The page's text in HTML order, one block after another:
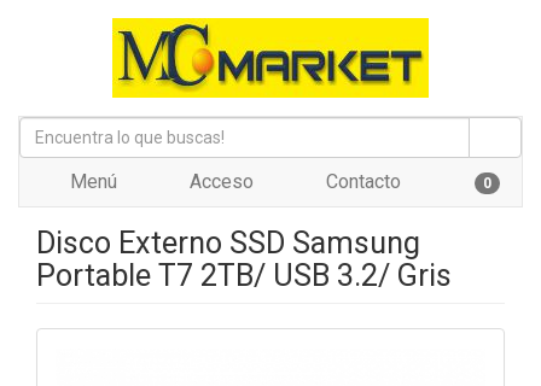
Menú Acceso Contacto 0
Disco Externo SSD Samsung
Portable T7 2TB/ USB 3.2/ Gris